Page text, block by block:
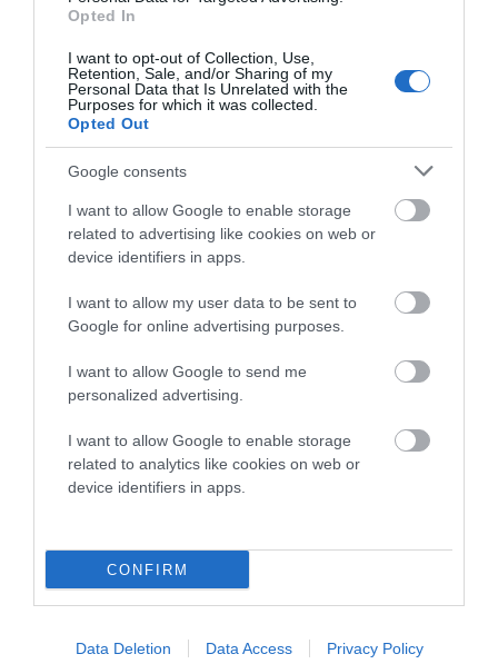
Opted In
I want to opt-out of Collection, Use,
Retention, Sale, and/or Sharing of my
Personal Data that Is Unrelated with the
Purposes for which it was collected.
Opted Out
Google consents
I want to allow Google to enable storage
related to advertising like cookies on web or
device identifiers in apps.
I want to allow my user data to be sent to
Google for online advertising purposes.
I want to allow Google to send me
personalized advertising.
I want to allow Google to enable storage
related to analytics like cookies on web or
device identifiers in apps.
CONFIRM
Data Deletion Data Access Privacy Policy
επισκέπτες ήθελε και δεν υπήρχε πρωτόκολλο
κρουαζιερόπλοια τη μέρα που πιάνουν
Σαντορίνη ΚΑΝΕΝΑ δεν δένει στο ανύπαρκτο
λιμάνι του Αθηνιού. Και στην Μύκονο όταν
πρόβλημα.
ΑΠΆΝΤΗΣΗ
ΑΦΉΣΤΕ ΈΝΑ ΣΧΌΛΙΟ
σημειώνονται με*